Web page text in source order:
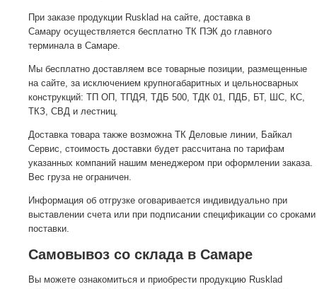
При заказе продукции Rusklad на сайте, доставка в
Самару осуществляется бесплатно ТК ПЭК до главного
терминала в Самаре.
Мы бесплатно доставляем все товарные позиции, размещенные
на сайте, за исключением крупногабаритных и цельносварных
конструкций: ТП ОП, ТПДЯ, ТДБ 500, ТДК 01, ПДБ, БТ, ШС, КС,
ТКЗ, СВД и лестниц.
Доставка товара также возможна ТК Деловые линии, Байкал
Сервис, стоимость доставки будет рассчитана по тарифам
указанных компаний нашим менеджером при оформлении заказа.
Вес груза не ограничен.
Информация об отгрузке оговаривается индивидуально при
выставлении счета или при подписании спецификации со сроками
поставки.
Самовывоз со склада в Самаре
Вы можете ознакомиться и приобрести продукцию Rusklad